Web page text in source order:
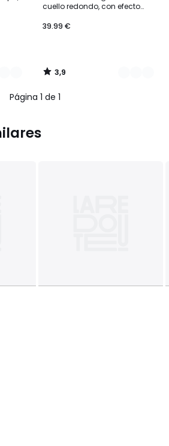
cuello redondo, con efecto
39.99 €
3,9
/
Página 1 de 1